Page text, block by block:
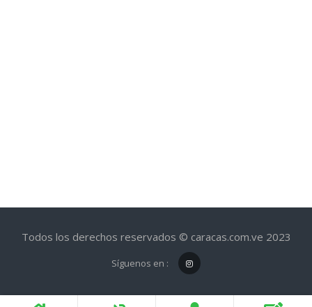
Todos los derechos reservados © caracas.com.ve 2023
Síguenos en :